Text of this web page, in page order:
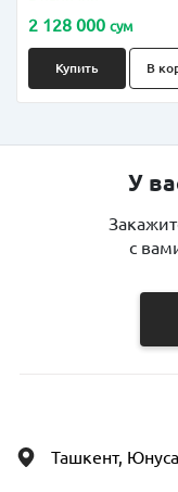
2 128 000 сум
Купить В
У
с
Ташкент,